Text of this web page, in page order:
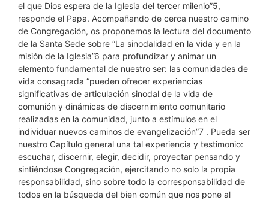
el que Dios espera de la Iglesia del tercer milenio”5,
responde el Papa. Acompañando de cerca nuestro camino
de Congregación, os proponemos la lectura del documento
de la Santa Sede sobre “La sinodalidad en la vida y en la
misión de la Iglesia”6 para profundizar y animar un
elemento fundamental de nuestro ser: las comunidades de
vida consagrada “pueden ofrecer experiencias
significativas de articulación sinodal de la vida de
comunión y dinámicas de discernimiento comunitario
realizadas en la comunidad, junto a estímulos en el
individuar nuevos caminos de evangelización”7 . Pueda ser
nuestro Capítulo general una tal experiencia y testimonio:
escuchar, discernir, elegir, decidir, proyectar pensando y
sintiéndose Congregación, ejercitando no solo la propia
responsabilidad, sino sobre todo la corresponsabilidad de
todos en la búsqueda del bien común que nos pone al